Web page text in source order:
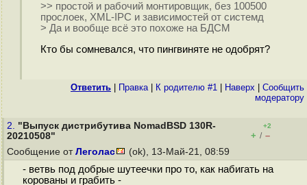
>> простой и рабочий монтировщик, без 100500
прослоек, XML-IPC и зависимостей от системд
> Да и вообще всё это похоже на БДСМ
Кто бы сомневался, что пингвиняте не одобрят?
Ответить Правка| К родителю #1 Наверх
Cообщить
модератору
2. "Выпуск дистрибутива NomadBSD 130R-
20210508"
+2
+ / –
Сообщение от Леголас (ok), 13-Май-21, 08:59
- ветвь под добрые шутеечки про то, как набигать на
корованы и грабить -